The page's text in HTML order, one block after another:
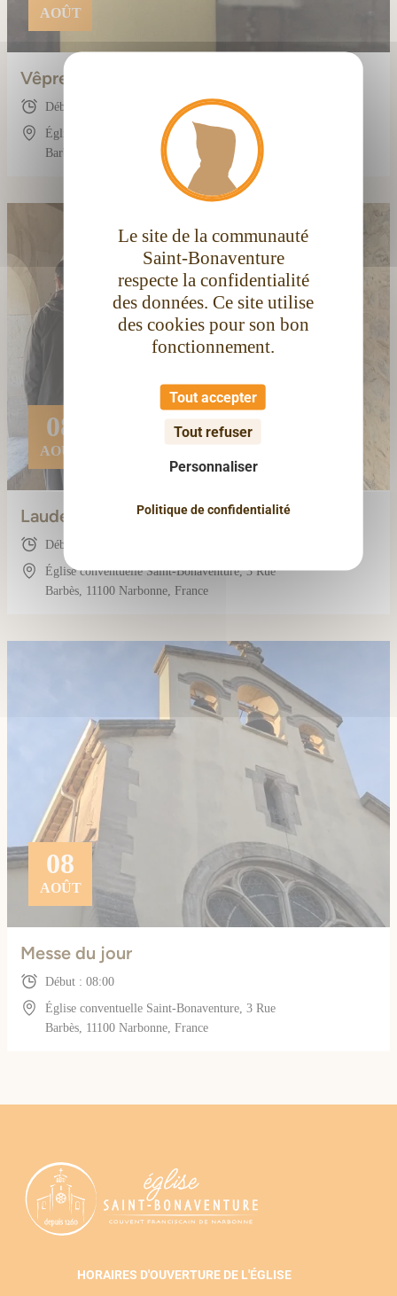
Le site de la communauté
Saint-Bonaventure
respecte la confidentialité
des données. Ce site utilise
des cookies pour son bon
fonctionnement.
Tout accepter
Tout refuser
Personnaliser
Politique de confidentialité
AOÛT
Vêpres (avec les frères)
Début : 19:00
Église conventuelle Saint-Bonaventure, 3 Rue
Barbès, 11100 Narbonne, France
08
AOÛT
Laudes (avec les frères)
Début : 07:20
Église conventuelle Saint-Bonaventure, 3 Rue
Barbès, 11100 Narbonne, France
08
AOÛT
Messe du jour
Début : 08:00
Église conventuelle Saint-Bonaventure, 3 Rue
Barbès, 11100 Narbonne, France
HORAIRES D'OUVERTURE DE L'ÉGLISE